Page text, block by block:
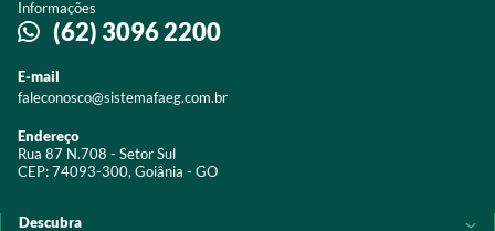
Informações
(62) 3096 2200
E-mail
faleconosco@sistemafaeg.com.br
Endereço
Rua 87 N.708 - Setor Sul
CEP: 74093-300, Goiânia - GO
Descubra